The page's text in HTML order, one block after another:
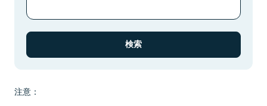
注意：